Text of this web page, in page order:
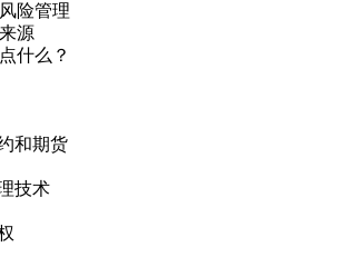
险管理
源
什么？
和期货
技术